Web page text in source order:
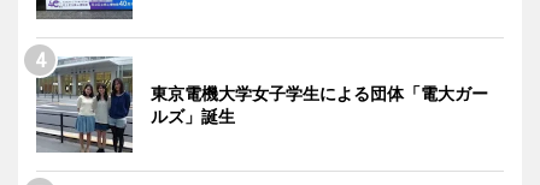
東京電機大学女子学生による団体「電大ガー
ルズ」誕生